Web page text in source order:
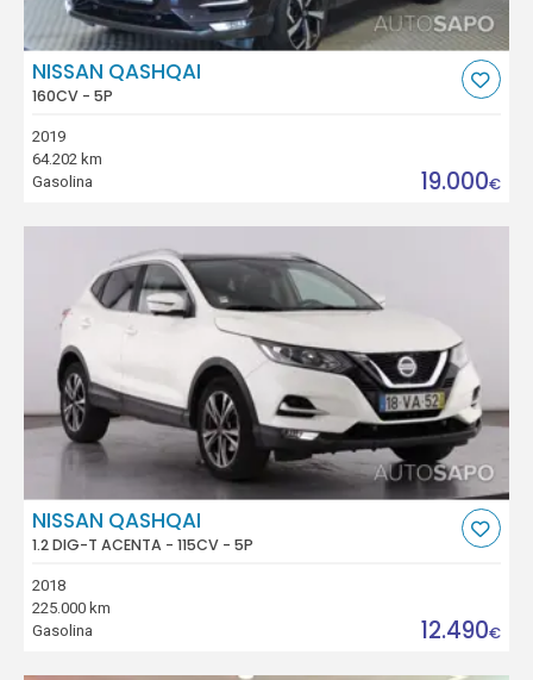
NISSAN QASHQAI
160CV - 5P
2019
64.202 km
Gasolina
19.000€
NISSAN QASHQAI
1.2 DIG-T ACENTA - 115CV - 5P
2018
225.000 km
Gasolina
12.490€